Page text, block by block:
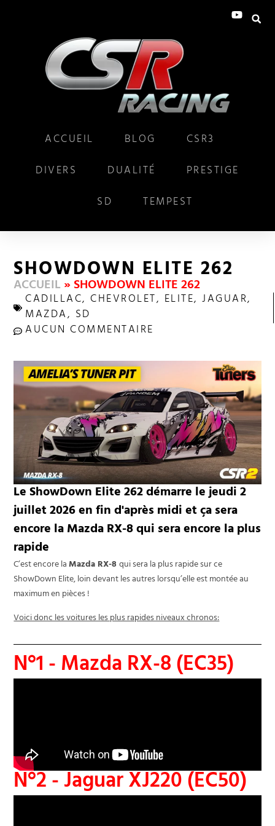
ACCUEIL BLOG
CSR3
DIVERS
DUALITÉ
PRESTIGE
SD
TEMPEST
SHOWDOWN ELITE 262
ACCUEIL»SHOWDOWN ELITE 262
CADILLAC,CHEVROLET, ELITE,JAGUAR,
MAZDA, SD
AUCUN COMMENTAIRE
Le ShowDown Elite 262 démarre le jeudi 2
juillet 2026 en fin d'après midi et ça sera
encore la Mazda RX-8 qui sera encore la plus
rapide
C’est encore laMazda RX-8qui sera la plus rapide sur ce
ShowDown Elite, loin devant les autres lorsqu’elle est montée au
maximum en pièces !
Voici donc les voitures les plus rapides niveaux chronos:
N°1 - Mazda RX-8 (EC35)
N°2 - Jaguar XJ220 (EC50)